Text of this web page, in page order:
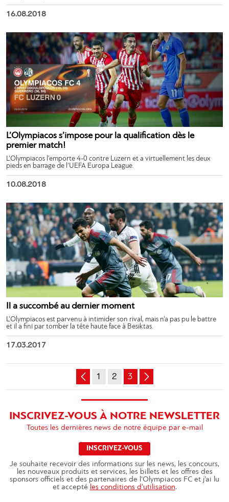
16.08.2018
L’Olympiacos s’impose pour la qualification dès le
premier match!
L’Olympiacos l’emporte 4-0 contre Luzern et a virtuellement les deux
pieds en barrage de l’UEFA Europa League.
10.08.2018
Il a succombé au dernier moment
L’Olympiacos est parvenu à intimider son rival, mais n’a pas pu le battre
et il a fini par tomber la tête haute face à Besiktas.
17.03.2017
1 2 3
INSCRIVEZ-VOUS À NOTRE NEWSLETTER
Toutes les dernières news de notre équipe par e-mail
INSCRIVEZ-VOUS
Je souhaite recevoir des informations sur les news, les concours,
les nouveaux produits et services, les billets et les offres des
sponsors officiels et des partenaires de l’Olympiacos FC et j’ai lu
et accepté les conditions d’utilisation.